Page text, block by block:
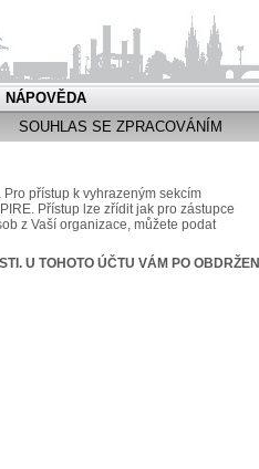
NÁPOVĚDA
SOUHLAS SE ZPRACOVÁNÍM
přístup k vyhrazeným sekcím
Přístup lze zřídit jak pro zástupce
z Vaší organizace, můžete podat
U TOHOTO ÚČTU VÁM PO OBDRŽENÍ